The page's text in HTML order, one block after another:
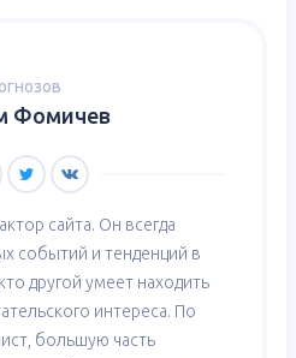
Фомичев
сайта. Он всегда
событий и тенденций в
другой умеет находить
интереса. По
большую часть